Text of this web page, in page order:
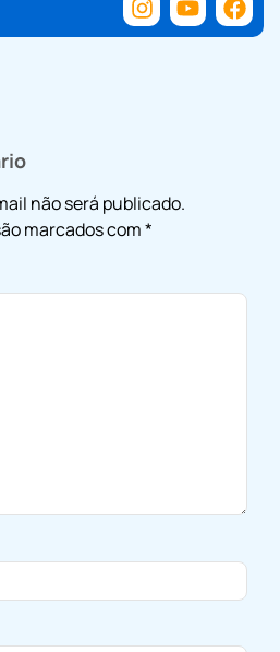
não será publicado.
marcados com*